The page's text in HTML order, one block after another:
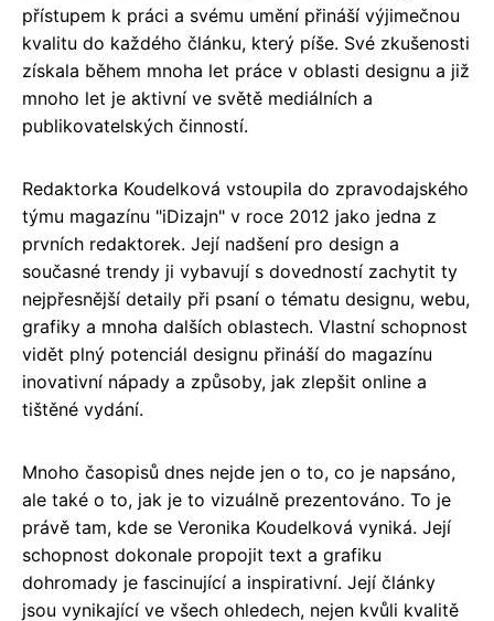
přístupem k práci a svému umění přináší výjimečnou
kvalitu do každého článku, který píše. Své zkušenosti
získala během mnoha let práce v oblasti designu a již
mnoho let je aktivní ve světě mediálních a
publikovatelských činností.
Redaktorka Koudelková vstoupila do zpravodajského
týmu magazínu "iDizajn" v roce 2012 jako jedna z
prvních redaktorek. Její nadšení pro design a
současné trendy ji vybavují s dovedností zachytit ty
nejpřesnější detaily při psaní o tématu designu, webu,
grafiky a mnoha dalších oblastech. Vlastní schopnost
vidět plný potenciál designu přináší do magazínu
inovativní nápady a způsoby, jak zlepšit online a
tištěné vydání.
Mnoho časopisů dnes nejde jen o to, co je napsáno,
ale také o to, jak je to vizuálně prezentováno. To je
právě tam, kde se Veronika Koudelková vyniká. Její
schopnost dokonale propojit text a grafiku
dohromady je fascinující a inspirativní. Její články
jsou vynikající ve všech ohledech, nejen kvůli kvalitě